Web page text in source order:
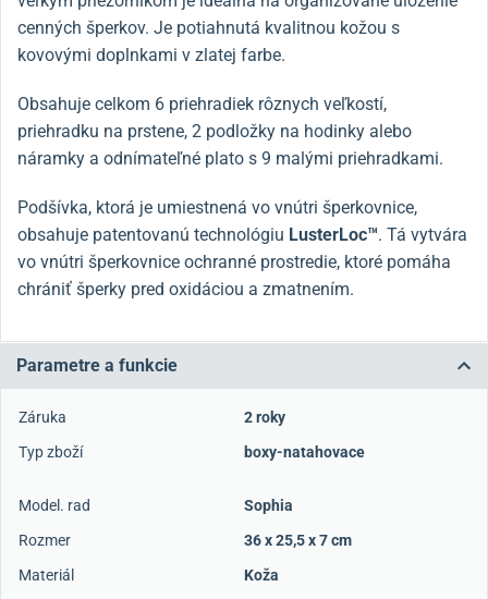
cenných šperkov. Je potiahnutá kvalitnou kožou s
kovovými doplnkami v zlatej farbe.
Obsahuje celkom 6 priehradiek rôznych veľkostí,
priehradku na prstene, 2 podložky na hodinky alebo
náramky a odnímateľné plato s 9 malými priehradkami.
Podšívka, ktorá je umiestnená vo vnútri šperkovnice,
obsahuje patentovanú technológiu LusterLoc™. Tá vytvára
vo vnútri šperkovnice ochranné prostredie, ktoré pomáha
chrániť šperky pred oxidáciou a zmatnením.
Parametre a funkcie
Záruka
2 roky
Typ zboží
boxy-natahovace
Model. rad
Sophia
Rozmer
36 x 25,5 x 7 cm
Materiál
Koža